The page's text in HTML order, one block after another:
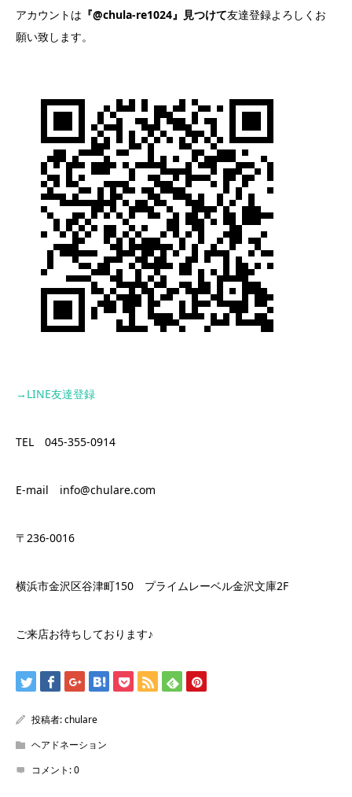
アカウントは 『@chula-re1024』見つけて友達登録よろしくお
願い致します。
→LINE友達登録
TEL 045-355-0914
E-mail info@chulare.com
〒236-0016
横浜市金沢区谷津町150 プライムレーベル金沢文庫2F
ご来店お待ちしております♪
投稿者:chulare
ヘアドネーション
コメント:0